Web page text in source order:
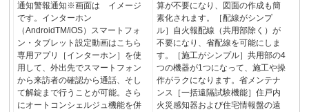
通知警報通知※画面は イメージ
です。インターホン
（AndroidTM/iOS）スマートフォ
ン・タブレット設定動画はこちら
専用アプリ［インターホン］を使
用して、外出先でスマートフォン
から来訪者の確認から通話、そし
て解錠まで行うことが可能。さら
にオートコンシェルジュ機能を併
算が不要になり、図面の作成も簡
素化されます。［配線がシンプ
ル］自火報配線（共用部除く）が
不要になり、省配線を可能にしま
す。［施工がシンプル］共用部の4
つの機器が1つになって、施工や操
作がラクになります。省メンテナ
ンス［一括遠隔試験機能］住戸内
火災感知器および住宅情報盤の遠